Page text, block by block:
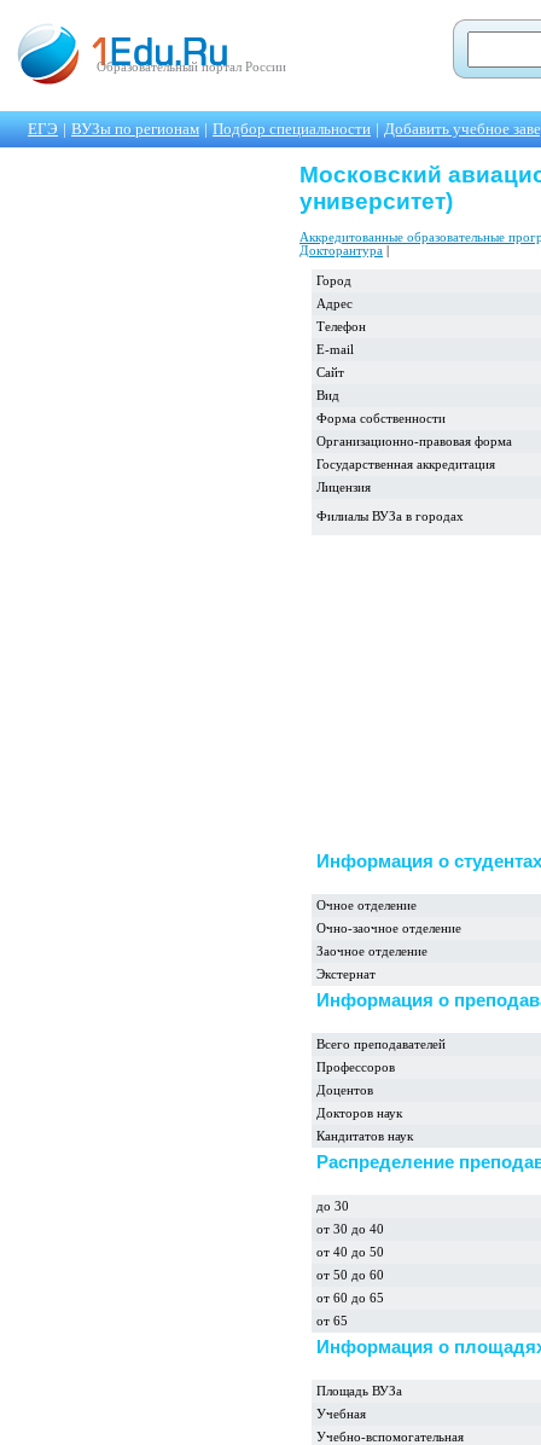
Образовательный портал России
ЕГЭ | ВУЗы по регионам | Подбор специальности | Добавить учебное
Московский
университет)
Аккредитованные образовательные
Докторантура
Город
Адрес
Телефон
E-mail
Сайт
Вид
Форма собственности
Организационно-правовая форма
Государственная аккредитация
Лицензия
Филиалы ВУЗа в городах
Информация о студентах
Очное отделение
Очно-заочное отделение
Заочное отделение
Экстернат
Информация о
Всего преподавателей
Профессоров
Доцентов
Докторов наук
Кандитатов наук
Распределение
до 30
от 30 до 40
от 40 до 50
от 50 до 60
от 60 до 65
от 65
Информация о
Площадь ВУЗа
Учебная
Учебно-вспомогательная